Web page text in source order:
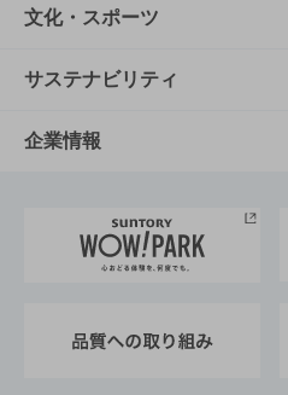
商品一覧
商品発売情報
栄養成分一覧
知る・楽しむTOP
キャンペーン
工場見学
地域情報
文化・スポーツ
文化・スポーツTOP
サントリーホール
サントリーサンバーズ大阪
サステナビリティ
サステナビリティTOP
サントリーが考えるサス
企業情報
企業概要